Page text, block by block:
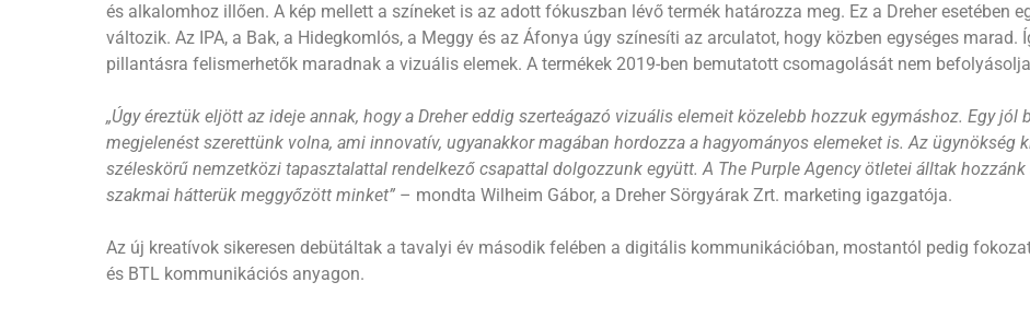
és alkalomhoz illően. A kép mellett a színeket is az adott fókuszban lévő termék határozza meg. Ez a Dreher esetében
változik. Az IPA, a Bak, a Hidegkomlós, a Meggy és az Áfonya úgy színesíti az arculatot, hogy közben egységes marad.
pillantásra felismerhetők maradnak a vizuális elemek. A termékek 2019-ben bemutatott csomagolását nem
„Úgy éreztük eljött az ideje annak, hogy a Dreher eddig szerteágazó vizuális elemeit közelebb hozzuk egymáshoz. Egy jól
megjelenést szerettünk volna, ami innovatív, ugyanakkor magában hordozza a hagyományos elemeket is. Az
széleskörű nemzetközi tapasztalattal rendelkező csapattal dolgozzunk együtt. A The Purple Agency ötletei álltak
szakmai hátterük meggyőzött minket” – mondta Wilheim Gábor, a Dreher Sörgyárak Zrt. marketing igazgatója.
Az új kreatívok sikeresen debütáltak a tavalyi év második felében a digitális kommunikációban, mostantól pedig
és BTL kommunikációs anyagon.